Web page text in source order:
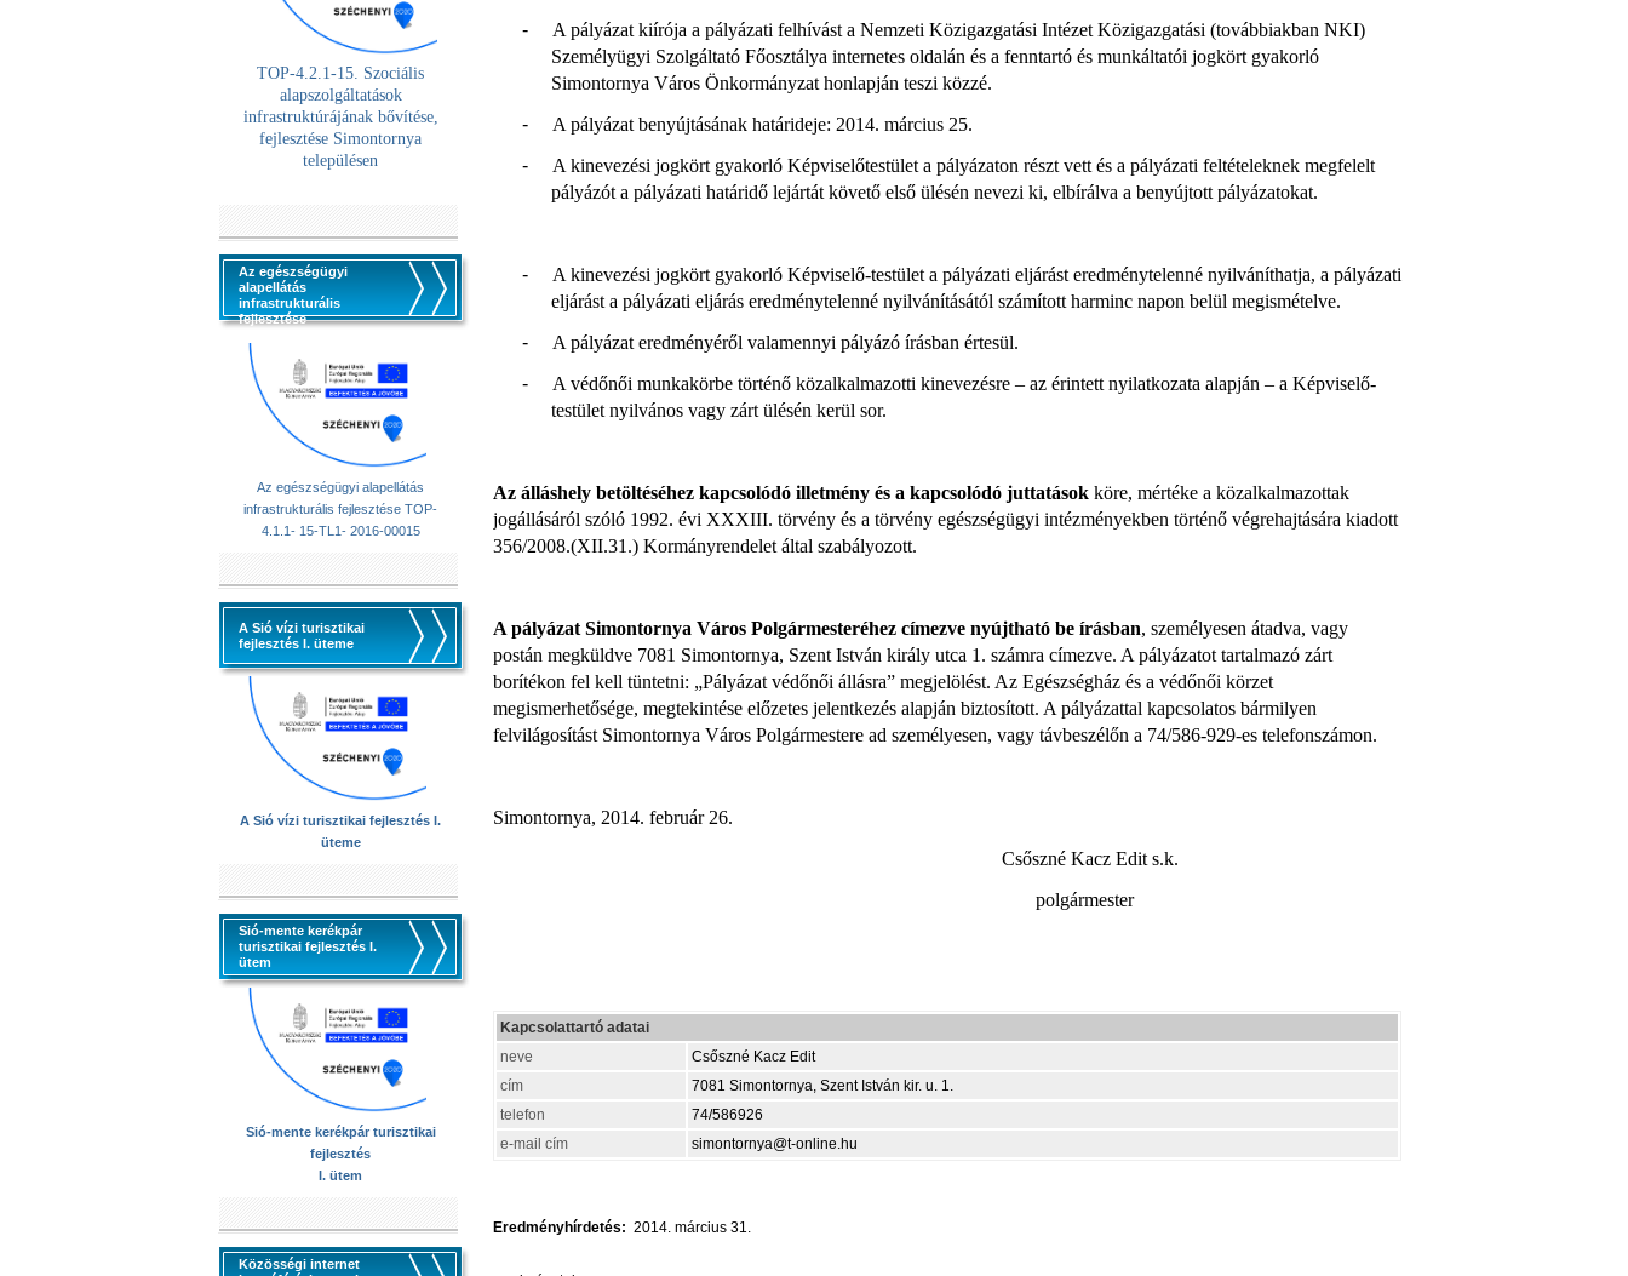
TOP-4.2.1-15. Szociális
alapszolgáltatások
infrastruktúrájának bővítése,
fejlesztése Simontornya
településen
Az egészségügyi
alapellátás
infrastrukturális
fejlesztése
Az egészségügyi alapellátás
infrastrukturális fejlesztése TOP-
4.1.1- 15-TL1- 2016-00015
A Sió vízi turisztikai
fejlesztés I. üteme
A Sió vízi turisztikai fejlesztés I.
üteme
Sió-mente kerékpár
turisztikai fejlesztés I.
ütem
Sió-mente kerékpár turisztikai
fejlesztés
I. ütem
Közösségi internet
-
A pályázat kiírója a pályázati felhívást a Nemzeti Közigazgatási Intézet Közigazgatási (továbbiakban NKI)
Személyügyi Szolgáltató Főosztálya internetes oldalán és a fenntartó és munkáltatói jogkört gyakorló
Simontornya Város Önkormányzat honlapján teszi közzé.
-
A pályázat benyújtásának határideje: 2014. március 25.
-
A kinevezési jogkört gyakorló Képviselőtestület a pályázaton részt vett és a pályázati feltételeknek megfelelt
pályázót a pályázati határidő lejártát követő első ülésén nevezi ki, elbírálva a benyújtott pályázatokat.
-
A kinevezési jogkört gyakorló Képviselő-testület a pályázati eljárást eredménytelenné nyilváníthatja, a pályázati
eljárást a pályázati eljárás eredménytelenné nyilvánításától számított harminc napon belül megismételve.
-
A pályázat eredményéről valamennyi pályázó írásban értesül.
-
A védőnői munkakörbe történő közalkalmazotti kinevezésre – az érintett nyilatkozata alapján – a Képviselő-
testület nyilvános vagy zárt ülésén kerül sor.
Az álláshely betöltéséhez kapcsolódó illetmény és a kapcsolódó juttatások köre, mértéke a közalkalmazottak
jogállásáról szóló 1992. évi XXXIII. törvény és a törvény egészségügyi intézményekben történő végrehajtására kiadott
356/2008.(XII.31.) Kormányrendelet által szabályozott.
A pályázat Simontornya Város Polgármesteréhez címezve nyújtható be írásban, személyesen átadva, vagy
postán megküldve 7081 Simontornya, Szent István király utca 1. számra címezve. A pályázatot tartalmazó zárt
borítékon fel kell tüntetni: „Pályázat védőnői állásra” megjelölést. Az Egészségház és a védőnői körzet
megismerhetősége, megtekintése előzetes jelentkezés alapján biztosított. A pályázattal kapcsolatos bármilyen
felvilágosítást Simontornya Város Polgármestere ad személyesen, vagy távbeszélőn a 74/586-929-es telefonszámon.
Simontornya, 2014. február 26.
Csőszné Kacz Edit s.k.
polgármester
Kapcsolattartó adatai
neve
Csőszné Kacz Edit
cím
7081 Simontornya, Szent István kir. u. 1.
telefon
74/586926
e-mail cím
simontornya@t-online.hu
Eredményhírdetés: 2014. március 31.